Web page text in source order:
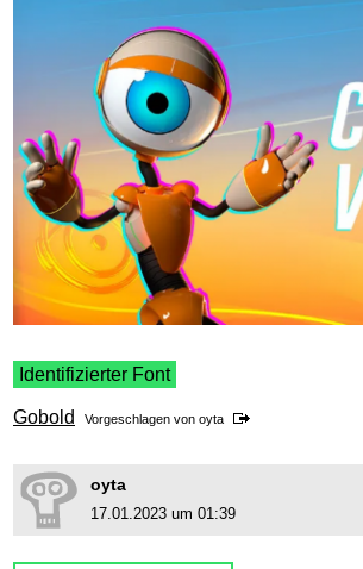
Identifizierter Font
Gobold Vorgeschlagen von oyta
oyta
17.01.2023 um 01:39